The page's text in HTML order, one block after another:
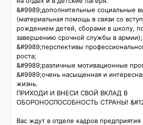
&#9989;дополнительные социальные
(материальная помощь в связи со
рождением детей, сборами в школу,
завершению срочной службы в армии);
&#9989;перспективы
роста;
&#9989;различные мотивационные
&#9989;очень насыщенная и
жизнь.
ПРИХОДИ И ВНЕСИ СВОЙ ВКЛАД В
ОБОРОНОСПОСОБНОСТЬ СТРАНЫ!
Вас ждут в отделе кадров предприятия